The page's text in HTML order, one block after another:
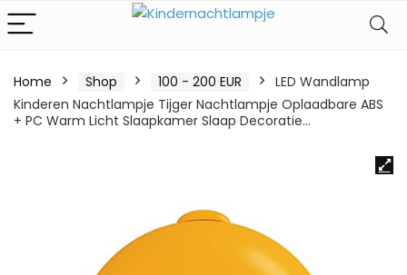
Home Shop 100 - 200 EUR
LED Wandlamp
Kinderen Nachtlampje Tijger Nachtlampje Oplaadbare ABS
+ PC Warm Licht Slaapkamer Slaap Decoratie…